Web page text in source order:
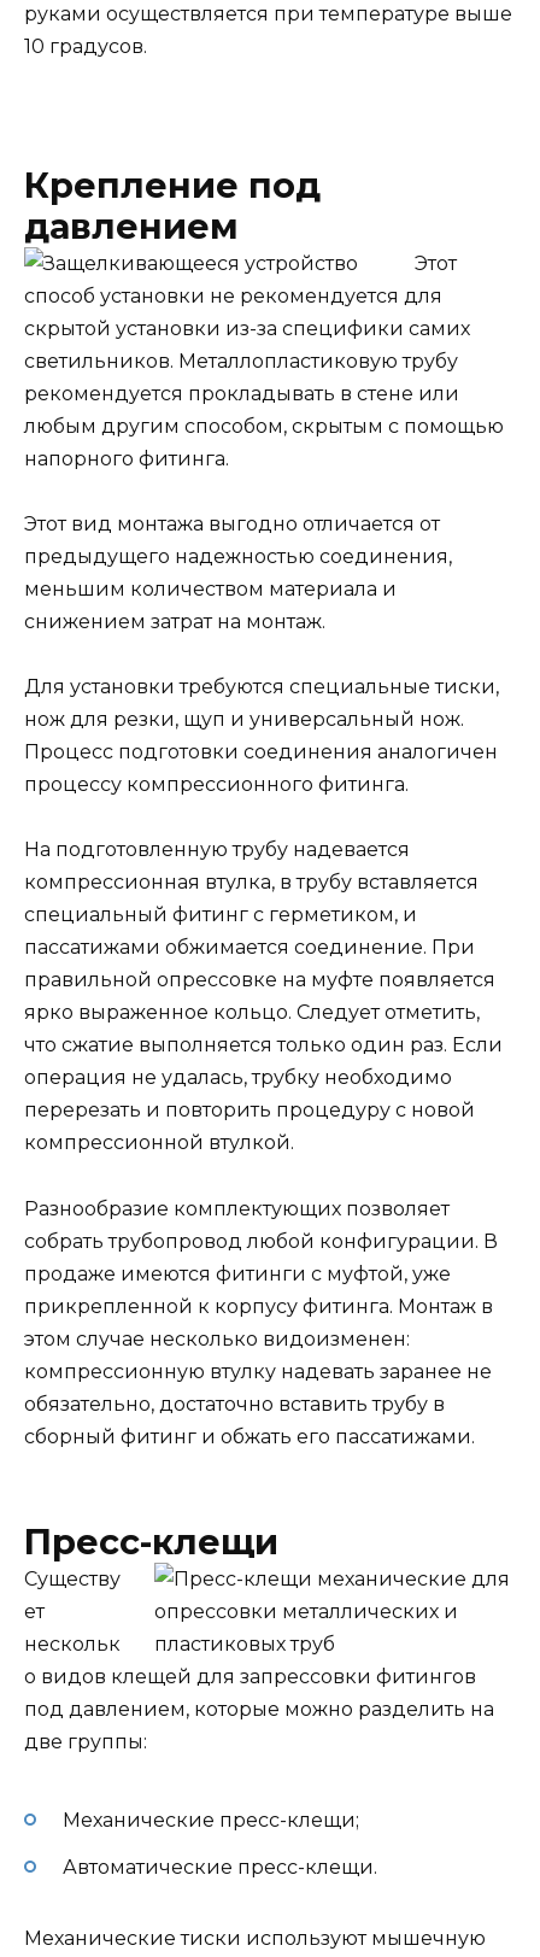
руками осуществляется при температуре выше
10 градусов.
Крепление под
давлением
Этот
способ установки не рекомендуется для
скрытой установки из-за специфики самих
светильников. Металлопластиковую трубу
рекомендуется прокладывать в стене или
любым другим способом, скрытым с помощью
напорного фитинга.
Этот вид монтажа выгодно отличается от
предыдущего надежностью соединения,
меньшим количеством материала и
снижением затрат на монтаж.
Для установки требуются специальные тиски,
нож для резки, щуп и универсальный нож.
Процесс подготовки соединения аналогичен
процессу компрессионного фитинга.
На подготовленную трубу надевается
компрессионная втулка, в трубу вставляется
специальный фитинг с герметиком, и
пассатижами обжимается соединение. При
правильной опрессовке на муфте появляется
ярко выраженное кольцо. Следует отметить,
что сжатие выполняется только один раз. Если
операция не удалась, трубку необходимо
перерезать и повторить процедуру с новой
компрессионной втулкой.
Разнообразие комплектующих позволяет
собрать трубопровод любой конфигурации. В
продаже имеются фитинги с муфтой, уже
прикрепленной к корпусу фитинга. Монтаж в
этом случае несколько видоизменен:
компрессионную втулку надевать заранее не
обязательно, достаточно вставить трубу в
сборный фитинг и обжать его пассатижами.
Пресс-клещи
Существу
ет
нескольк
о видов клещей для запрессовки фитингов
под давлением, которые можно разделить на
две группы:
Механические пресс-клещи;
Автоматические пресс-клещи.
Механические тиски используют мышечную